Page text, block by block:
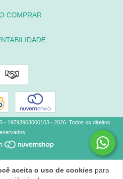
aceita o uso de cookies para
COMPRAR
- 19793903000103 - 2026. Todos os direitos